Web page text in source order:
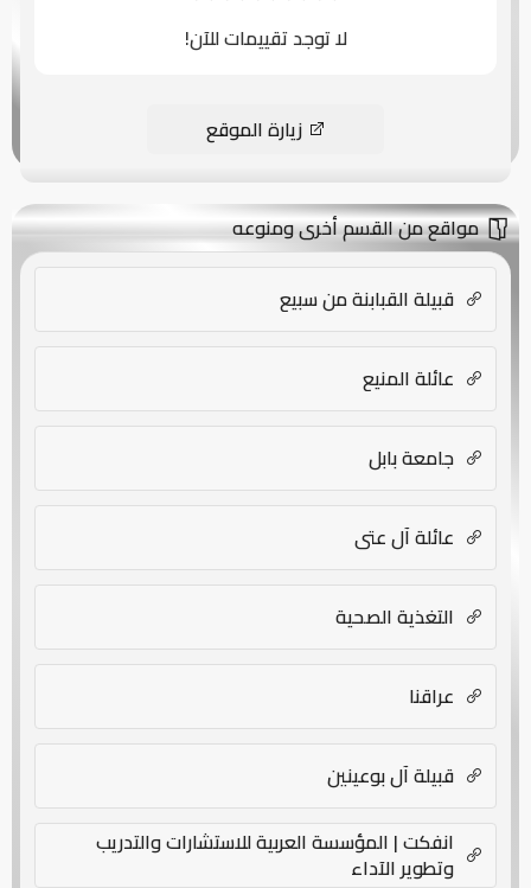
لا توجد تقييمات للآن!
زيارة الموقع
مواقع من القسم أخرى ومنوعه
قبيلة القبابنة من سبيع
عائلة المنيع
جامعة بابل
عائلة آل عتي
التغذية الصحية
عراقنا
قبيلة آل بوعينين
انفكت | المؤسسة العربية للاستشارات والتدريب
وتطوير الآداء